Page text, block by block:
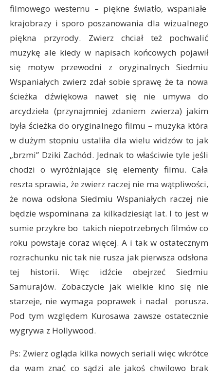
filmowego westernu – piękne światło, wspaniałe
krajobrazy i sporo poszanowania dla wizualnego
piękna przyrody. Zwierz chciał też pochwalić
muzykę ale kiedy w napisach końcowych pojawił
się motyw przewodni z oryginalnych Siedmiu
Wspaniałych zwierz zdał sobie sprawę że ta nowa
ścieżka dźwiękowa nawet się nie umywa do
arcydzieła (przynajmniej zdaniem zwierza) jakim
była ścieżka do oryginalnego filmu – muzyka która
w dużym stopniu ustaliła dla wielu widzów to jak
„brzmi” Dziki Zachód. Jednak to właściwie tyle jeśli
chodzi o wyróżniające się elementy filmu. Cała
reszta sprawia, że zwierz raczej nie ma wątpliwości,
że nowa odsłona Siedmiu Wspaniałych raczej nie
będzie wspominana za kilkadziesiąt lat. I to jest w
sumie przykre bo takich niepotrzebnych filmów co
roku powstaje coraz więcej. A i tak w ostatecznym
rozrachunku nic tak nie rusza jak pierwsza odsłona
tej historii. Więc idźcie obejrzeć Siedmiu
Samurajów. Zobaczycie jak wielkie kino się nie
starzeje, nie wymaga poprawek i nadal porusza.
Pod tym względem Kurosawa zawsze ostatecznie
wygrywa z Hollywood.
Ps: Zwierz ogląda kilka nowych seriali więc wkrótce
da wam znać co sądzi ale jakoś chwilowo brak